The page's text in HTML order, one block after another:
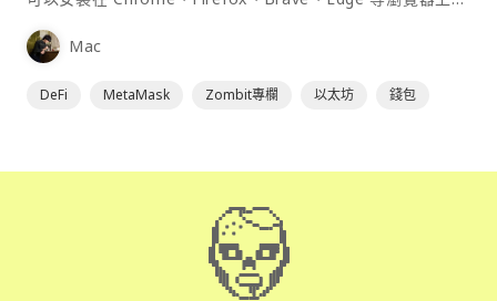
為插件使用，具備許多功能且使用上非常方便。
Mac
DeFi MetaMask Zombit專欄 以太坊 錢包